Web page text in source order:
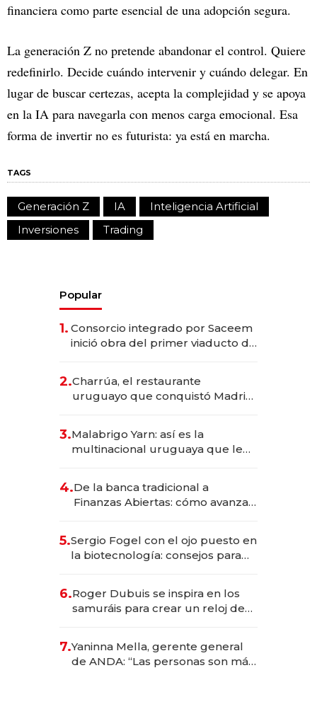
financiera como parte esencial de una adopción segura.
La generación Z no pretende abandonar el control. Quiere
redefinirlo. Decide cuándo intervenir y cuándo delegar. En
lugar de buscar certezas, acepta la complejidad y se apoya
en la IA para navegarla con menos carga emocional. Esa
forma de invertir no es futurista: ya está en marcha.
TAGS
Generación Z IA
Inteligencia Artificial
Inversiones
Trading
Popular
1. Consorcio integrado por Saceem
inició obra del primer viaducto de
millones
2.Charrúa, el restaurante
uruguayo que conquistó Madrid:
anticipación y prepara apertura
3.Malabrigo Yarn: así es la
multinacional uruguaya que le
4.De la banca tradicional a
Finanzas Abiertas: cómo avanza
5.Sergio Fogel con el ojo puesto en
la biotecnología: consejos para
6.Roger Dubuis se inspira en los
samuráis para crear un reloj de
7.Yaninna Mella, gerente general
de ANDA: “Las personas son más